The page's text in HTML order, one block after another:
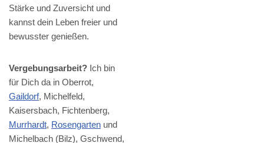
Stärke und Zuversicht und
kannst dein Leben freier und
bewusster genießen.
Vergebungsarbeit? Ich bin
für Dich da in Oberrot,
Gaildorf, Michelfeld,
Kaisersbach, Fichtenberg,
Murrhardt, Rosengarten und
Michelbach (Bilz), Gschwend,